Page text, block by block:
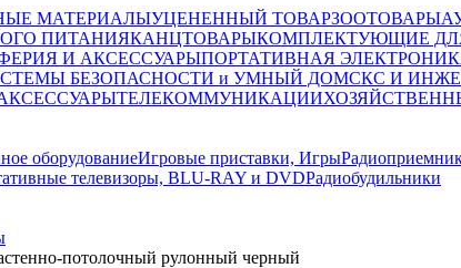
МАТЕРИАЛЫУЦЕНЕННЫЙ ТОВАРЗООТОВАРЫ
ПИТАНИЯКАНЦТОВАРЫКОМПЛЕКТУЮЩИЕ
И АКСЕССУАРЫПОРТАТИВНАЯ
БЕЗОПАСНОСТИ и УМНЫЙ ДОМСКС И
ТЕЛЕКОММУНИКАЦИИ
оборудованиеИгровые приставки, Игры
телевизоры, BLU-RAY и DVDРадиобудильники
потолочный рулонный черный